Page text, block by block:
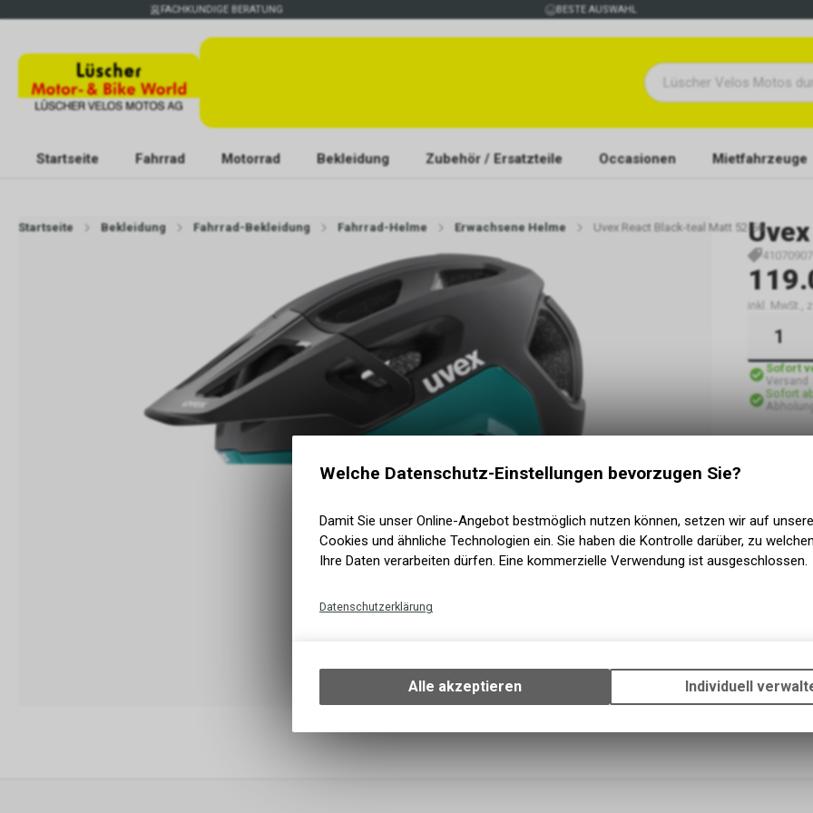
FACHKUNDIGE BERATUNG BESTE AUSWAHL
Startseite Fahrrad Motorrad Bekleidung Zubehör / Ersatzteile Occasionen Mietfahrzeuge
Startseite Bekleidung Fahrrad-Bekleidung Fahrrad-Helme Erwachsene Helme Uvex React Black-teal Matt 52-56Uvex
inkl. MwSt.,
Sofort
Versand
Sofort
Welche Datenschutz-Einstellungen bevorzugen Sie?
Damit Sie unser Online-Angebot bestmöglich nutzen können, setzen wir auf
Cookies und ähnliche Technologien ein. Sie haben die Kontrolle darüber, zu
Ihre Daten verarbeiten dürfen. Eine kommerzielle Verwendung ist ausgeschlossen.
Datenschutzerklärung
Ihrem Gerät, um die grundlegenden Funktionen unseres Online-
Verwendung des Warenkorbs, zu ermöglichen. Bitte beachten Sie,
zulassen.
Alle akzeptieren Individuell